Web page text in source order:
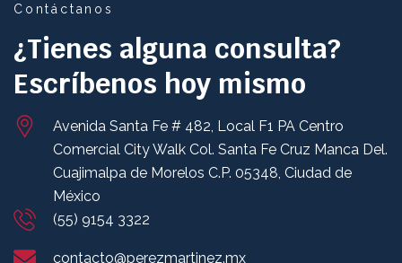
Contáctanos
¿Tienes alguna consulta?
Escríbenos hoy mismo
Avenida Santa Fe # 482, Local F1 PA Centro
Comercial City Walk Col. Santa Fe Cruz Manca Del.
Cuajimalpa de Morelos C.P. 05348, Ciudad de
México
(55) 9154 3322
contacto@perezmartinez.mx